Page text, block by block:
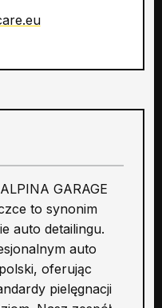
GARAGE
to synonim
auto detailingu.
auto
oferując
pielęgnacji